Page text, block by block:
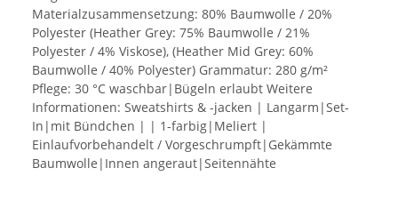
Materialzusammensetzung: 80% Baumwolle / 20%
Polyester (Heather Grey: 75% Baumwolle / 21%
Polyester / 4% Viskose), (Heather Mid Grey: 60%
Baumwolle / 40% Polyester) Grammatur: 280 g/m²
Pflege: 30 °C waschbar|Bügeln erlaubt Weitere
Informationen: Sweatshirts & -jacken | Langarm|Set-
In|mit Bündchen | | 1-farbig|Meliert |
Einlaufvorbehandelt / Vorgeschrumpft|Gekämmte
Baumwolle|Innen angeraut|Seitennähte